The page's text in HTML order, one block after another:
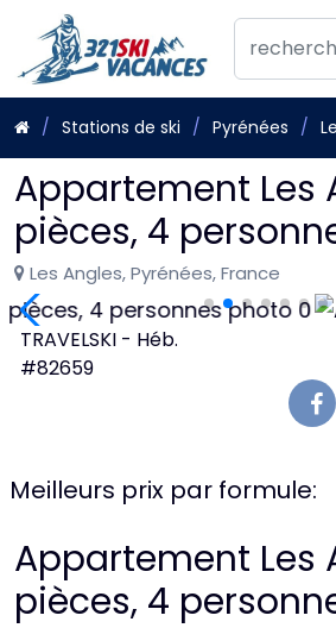
Stations de ski Pyrénées
Appartement Les
pièces, 4
Les Angles, Pyrénées, France
TRAVELSKI - Héb.
#82659
Meilleurs prix par formule:
Appartement Les
pièces, 4